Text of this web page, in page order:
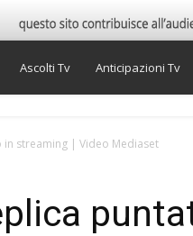
Ascolti Tv Anticipazioni Tv
in streaming | Video Mediaset